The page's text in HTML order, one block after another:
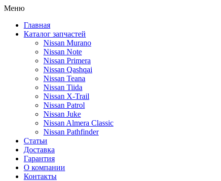
Меню
Главная
Каталог запчастей
Nissan Murano
Nissan Note
Nissan Primera
Nissan Qashqai
Nissan Teana
Nissan Tiida
Nissan X-Trail
Nissan Patrol
Nissan Juke
Nissan Almera Classic
Nissan Pathfinder
Статьи
Доставка
Гарантия
О компании
Контакты